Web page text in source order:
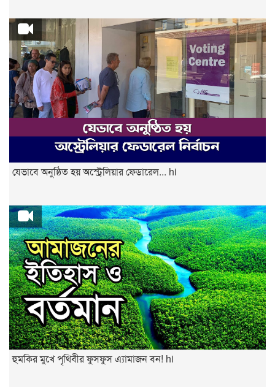
যেভাবে অনুষ্ঠিত হয় অস্ট্রেলিয়ার ফেডারেল... hi
হুমকির মুখে পৃথিবীর ফুসফুস এ্যামাজন বন! hi